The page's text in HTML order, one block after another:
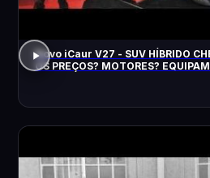
Novo iCaur V27 - SUV HÍBRIDO
OS PREÇOS? MOTORES?